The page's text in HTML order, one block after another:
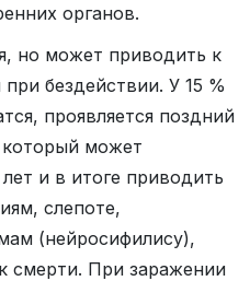
органов.
но может приводить к
бездействии. У 15 %
проявляется поздний
может
и в итоге приводить
слепоте,
(нейросифилису),
смерти. При заражении